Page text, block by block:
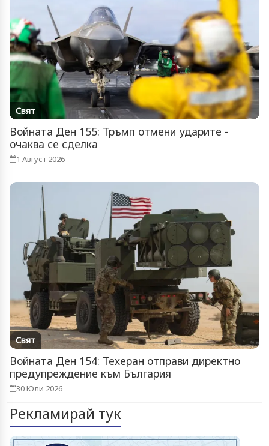
Свят
Войната Ден 155: Тръмп отмени ударите -
очаква се сделка
1 Август 2026
Свят
Войната Ден 154: Техеран отправи директно
предупреждение към България
30 Юли 2026
Рекламирай тук